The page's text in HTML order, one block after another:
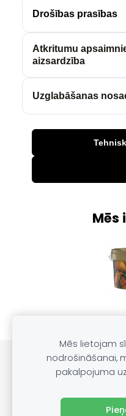
Mēs
Drošības prasības
Atkritumu
aizsardzība
Uzglabāšanas
PRODUKTU
Mēs lietojam
nodrošināšanai,
pakalpojuma